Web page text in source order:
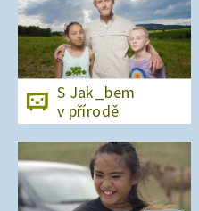
S Jak_bem
v přírodě